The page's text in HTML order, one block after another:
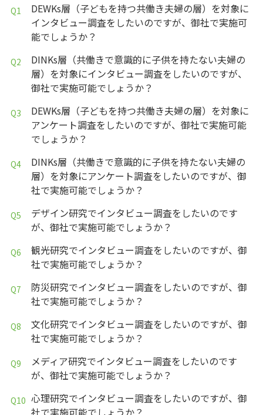
DEWKs層（子どもを持つ共働き夫婦の層）を対象に
インタビュー調査をしたいのですが、御社で実施可
能でしょうか？
DINKs層（共働きで意識的に子供を持たない夫婦の
層）を対象にインタビュー調査をしたいのですが、
御社で実施可能でしょうか？
DEWKs層（子どもを持つ共働き夫婦の層）を対象に
アンケート調査をしたいのですが、御社で実施可能
でしょうか？
DINKs層（共働きで意識的に子供を持たない夫婦の
層）を対象にアンケート調査をしたいのですが、御
社で実施可能でしょうか？
デザイン研究でインタビュー調査をしたいのです
が、御社で実施可能でしょうか？
観光研究でインタビュー調査をしたいのですが、御
社で実施可能でしょうか？
防災研究でインタビュー調査をしたいのですが、御
社で実施可能でしょうか？
文化研究でインタビュー調査をしたいのですが、御
社で実施可能でしょうか？
メディア研究でインタビュー調査をしたいのです
が、御社で実施可能でしょうか？
心理研究でインタビュー調査をしたいのですが、御
社で実施可能でしょうか？